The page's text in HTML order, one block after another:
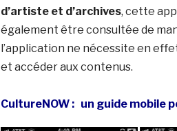
d’artiste et d’archives, cette
également être consultée de
l’application ne nécessite en
et accéder aux contenus.
CultureNOW : un guide mobile